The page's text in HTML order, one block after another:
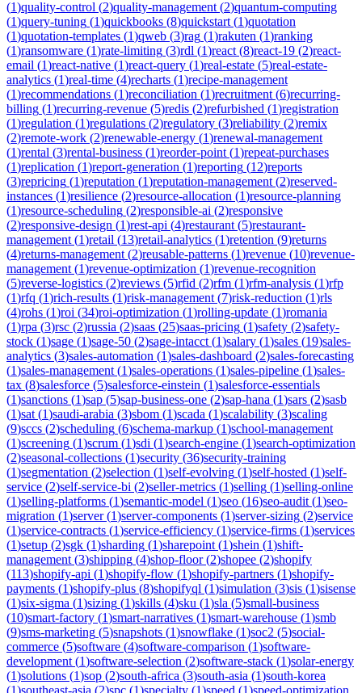
(1)quality-control (2)quality-management (2)quantum-computing
(1)query-tuning (1)quickbooks (8)quickstart (1)quotation
(1)quotation-templates (1)qweb (3)rag (1)rakuten (1)ranking
(1)ransomware (1)rate-limiting (3)rdl (1)react (8)react-19 (2)react-
email (1)react-native (1)react-query (1)real-estate (5)real-estate-
analytics (1)real-time (4)recharts (1)recipe-management
(1)recommendations (1)reconciliation (1)recruitment (6)recurring-
billing (1)recurring-revenue (5)redis (2)refurbished (1)registration
(1)regulation (1)regulations (2)regulatory (3)reliability (2)remix
(2)remote-work (2)renewable-energy (1)renewal-management
(1)rental (3)rental-business (1)reorder-point (1)repeat-purchases
(1)replication (1)report-generation (1)reporting (12)reports
(3)repricing (1)reputation (1)reputation-management (2)reserved-
instances (1)resilience (2)resource-allocation (1)resource-planning
(1)resource-scheduling (2)responsible-ai (2)responsive
(2)responsive-design (1)rest-api (4)restaurant (5)restaurant-
management (1)retail (13)retail-analytics (1)retention (9)returns
(4)returns-management (2)reusable-patterns (1)revenue (10)revenue-
management (1)revenue-optimization (1)revenue-recognition
(5)reverse-logistics (2)reviews (5)rfid (2)rfm (1)rfm-analysis (1)rfp
(1)rfq (1)rich-results (1)risk-management (7)risk-reduction (1)rls
(4)rohs (1)roi (34)roi-optimization (1)rolling-update (1)romania
(1)rpa (3)rsc (2)russia (2)saas (25)saas-pricing (1)safety (2)safety-
stock (1)sage (1)sage-50 (2)sage-intacct (1)salary (1)sales (19)sales-
analytics (3)sales-automation (1)sales-dashboard (2)sales-forecasting
(1)sales-management (1)sales-operations (1)sales-pipeline (1)sales-
tax (8)salesforce (5)salesforce-einstein (1)salesforce-essentials
(1)sanctions (1)sap (5)sap-business-one (2)sap-hana (1)sars (2)sasb
(1)sat (1)saudi-arabia (3)sbom (1)scada (1)scalability (3)scaling
(9)sccs (2)scheduling (6)schema-markup (1)school-management
(1)screening (1)scrum (1)sdi (1)search-engine (1)search-optimization
(2)seasonal-collections (1)security (36)security-training
(1)segmentation (2)selection (1)self-evolving (1)self-hosted (1)self-
service (2)self-service-bi (2)seller-metrics (1)selling (1)selling-online
(1)selling-platforms (1)semantic-model (1)seo (16)seo-audit (1)seo-
migration (1)server(1)server-components (1)server-sizing (2)service
(1)service-contracts (1)service-efficiency (1)service-firms (1)services
(1)setup (2)sgk (1)sharding (1)sharepoint (1)shein (1)shift-
management (3)shipping (4)shop-floor(2)shopee (2)shopify
(113)shopify-api (1)shopify-flow (1)shopify-partners (1)shopify-
payments (1)shopify-plus (8)shopifyql (1)simulation (3)sis (1)sisense
(1)six-sigma (1)sizing (1)skills (4)sku (1)sla (5)small-business
(10)smart-factory (1)smart-narratives (1)smart-warehouse (1)smb
(9)sms-marketing (5)snapshots (1)snowflake (1)soc2 (5)social-
commerce (5)software (4)software-comparison (1)software-
development (1)software-selection (2)software-stack (1)solar-energy
(1)solutions (1)sop (2)south-africa (3)south-asia (1)south-korea
(1)southeast-asia (2)spc (1)specialty (1)speed (1)speed-optimization